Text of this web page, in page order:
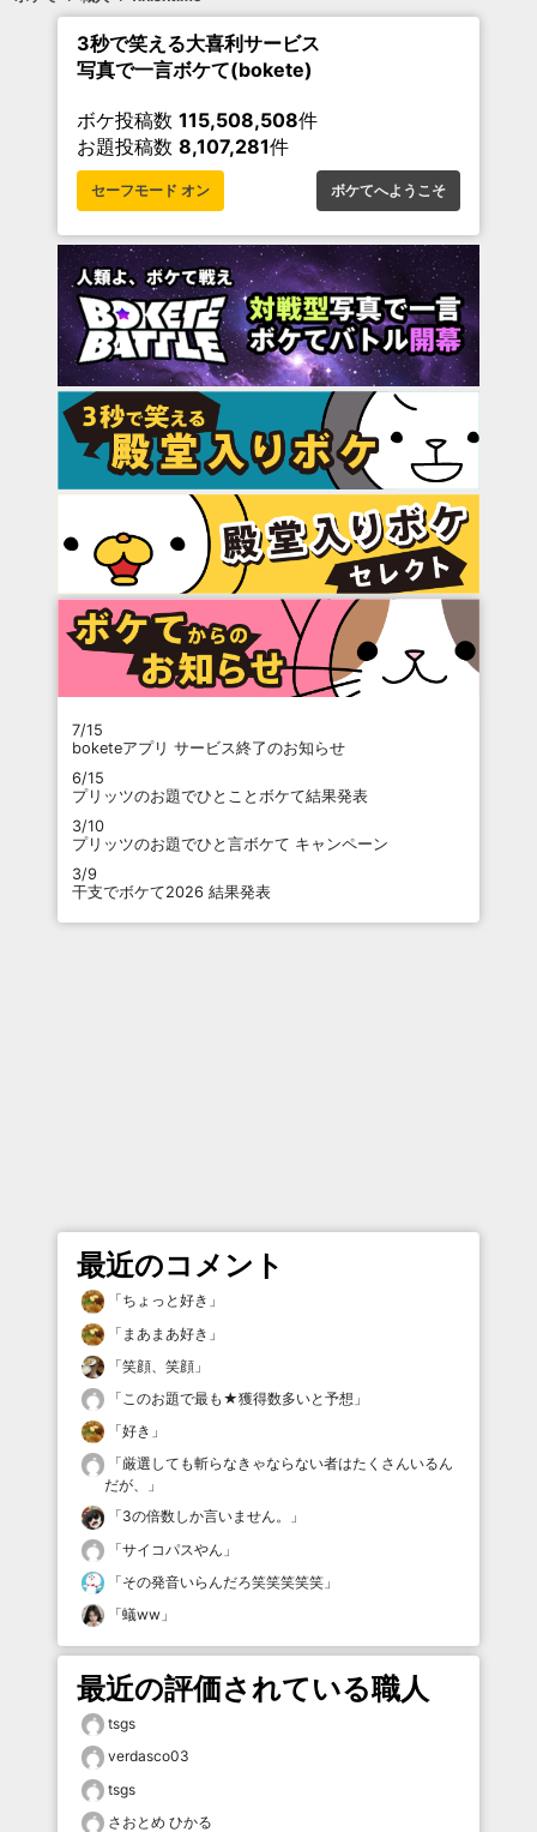
3秒で笑える大喜利サービス
写真で一言ボケて(bokete)
ボケ投稿数 115,508,508件
お題投稿数 8,107,281件
セーフモード オン ボケてへようこそ
7/15
boketeアプリ サービス終了のお知らせ
6/15
プリッツのお題でひとことボケて結果発表
3/10
プリッツのお題でひと言ボケて キャンペーン
3/9
干支でボケて2026 結果発表
最近のコメント
「ちょっと好き 」
「 まあまあ好き 」
「笑顔、笑顔 」
「このお題で最も★獲得数多いと予想 」
「好き 」
「厳選しても斬らなきゃならない者はたくさんいるん
だが、
」
「3の倍数しか言いません。
」
「サイコパスやん 」
「その発音いらんだろ笑笑笑笑笑 」
「蟻ww 」
最近の評価されている職人
tsgs
verdasco03
tsgs
さおとめ ひかる